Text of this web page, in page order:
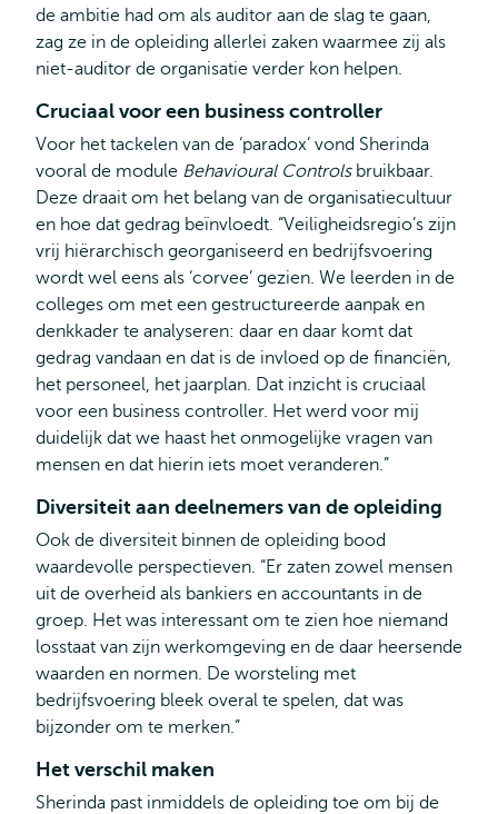
de ambitie had om als auditor aan de slag te gaan,
zag ze in de opleiding allerlei zaken waarmee zij als
niet-auditor de organisatie verder kon helpen.
Cruciaal voor een business controller
Voor het tackelen van de ‘paradox’ vond Sherinda
vooral de module Behavioural Controlsbruikbaar.
Deze draait om het belang van de organisatiecultuur
en hoe dat gedrag beïnvloedt. “Veiligheidsregio’s zijn
vrij hiërarchisch georganiseerd en bedrijfsvoering
wordt wel eens als ‘corvee’ gezien. We leerden in de
colleges om met een gestructureerde aanpak en
denkkader te analyseren: daar en daar komt dat
gedrag vandaan en dat is de invloed op de financiën,
het personeel, het jaarplan. Dat inzicht is cruciaal
voor een business controller. Het werd voor mij
duidelijk dat we haast het onmogelijke vragen van
mensen en dat hierin iets moet veranderen.”
Diversiteit aan deelnemers van de opleiding
Ook de diversiteit binnen de opleiding bood
waardevolle perspectieven. “Er zaten zowel mensen
uit de overheid als bankiers en accountants in de
groep. Het was interessant om te zien hoe niemand
losstaat van zijn werkomgeving en de daar heersende
waarden en normen. De worsteling met
bedrijfsvoering bleek overal te spelen, dat was
bijzonder om te merken.”
Het verschil maken
Sherinda past inmiddels de opleiding toe om bij de